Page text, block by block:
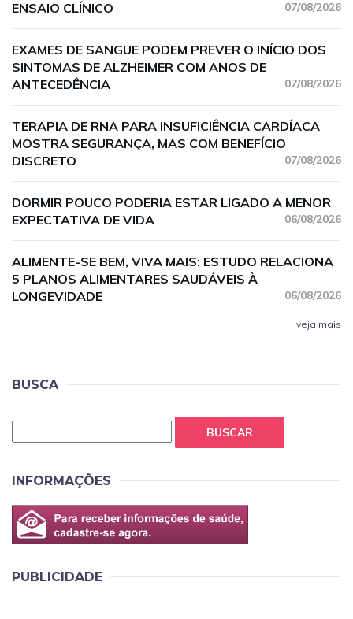
ENSAIO CLÍNICO 07/08/2026
EXAMES DE SANGUE PODEM PREVER O INÍCIO DOS
SINTOMAS DE ALZHEIMER COM ANOS DE
ANTECEDÊNCIA
07/08/2026
TERAPIA DE RNA PARA INSUFICIÊNCIA CARDÍACA
MOSTRA SEGURANÇA, MAS COM BENEFÍCIO
DISCRETO
07/08/2026
DORMIR POUCO PODERIA ESTAR LIGADO A MENOR
EXPECTATIVA DE VIDA
06/08/2026
ALIMENTE-SE BEM, VIVA MAIS: ESTUDO RELACIONA
5 PLANOS ALIMENTARES SAUDÁVEIS À
LONGEVIDADE
06/08/2026
veja mais
BUSCA
BUSCAR
INFORMAÇÕES
PUBLICIDADE